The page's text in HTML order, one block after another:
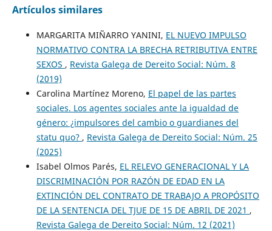
Artículos similares
MARGARITA MIÑARRO YANINI, EL NUEVO IMPULSO
NORMATIVO CONTRA LA BRECHA RETRIBUTIVA ENTRE
SEXOS , Revista Galega de Dereito Social: Núm. 8
(2019)
Carolina Martínez Moreno, El papel de las partes
sociales. Los agentes sociales ante la igualdad de
género: ¿impulsores del cambio o guardianes del
statu quo? , Revista Galega de Dereito Social: Núm. 25
(2025)
Isabel Olmos Parés, EL RELEVO GENERACIONAL Y LA
DISCRIMINACIÓN POR RAZÓN DE EDAD EN LA
EXTINCIÓN DEL CONTRATO DE TRABAJO A PROPÓSITO
DE LA SENTENCIA DEL TJUE DE 15 DE ABRIL DE 2021 ,
Revista Galega de Dereito Social: Núm. 12 (2021)